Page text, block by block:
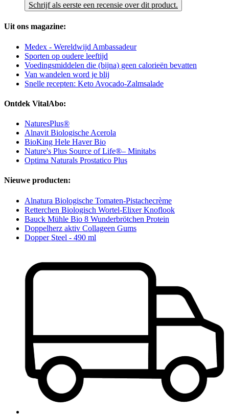
Schrijf als eerste een recensie over dit product.
Uit ons magazine:
Medex - Wereldwijd Ambassadeur
Sporten op oudere leeftijd
Voedingsmiddelen die (bijna) geen calorieën bevatten
Van wandelen word je blij
Snelle recepten: Keto Avocado-Zalmsalade
Ontdek VitalAbo:
NaturesPlus®
Alnavit Biologische Acerola
BioKing Hele Haver Bio
Nature's Plus Source of Life®– Minitabs
Optima Naturals Prostatico Plus
Nieuwe producten:
Alnatura Biologische Tomaten-Pistachecrème
Retterchen Biologisch Wortel-Elixer Knoflook
Bauck Mühle Bio 8 Wunderbrötchen Protein
Doppelherz aktiv Collageen Gums
Dopper Steel - 490 ml